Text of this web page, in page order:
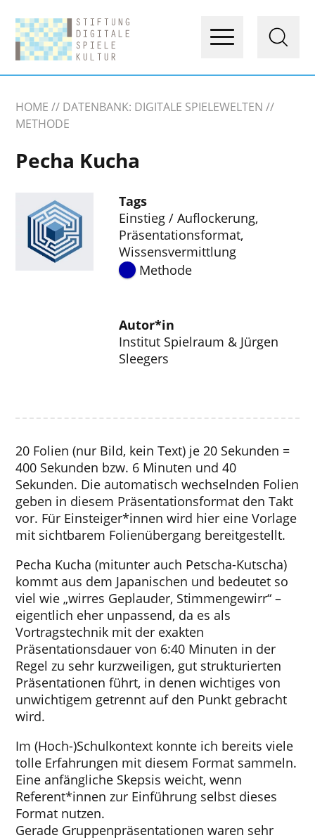
HOME
DATENBANK: DIGITALE SPIELEWELTEN
METHODE
Pecha Kucha
Tags
Einstieg / Auflockerung,
Präsentationsformat,
Wissensvermittlung
Methode
Autor*in
Institut Spielraum & Jürgen
Sleegers
20 Folien (nur Bild, kein Text) je 20 Sekunden =
400 Sekunden bzw. 6 Minuten und 40
Sekunden. Die automatisch wechselnden Folien
geben in diesem Präsentationsformat den Takt
vor. Für Einsteiger*innen wird hier eine Vorlage
mit sichtbarem Folienübergang bereitgestellt.
Pecha Kucha (mitunter auch Petscha-Kutscha)
kommt aus dem Japanischen und bedeutet so
viel wie „wirres Geplauder, Stimmengewirr“ –
eigentlich eher unpassend, da es als
Vortragstechnik mit der exakten
Präsentationsdauer von 6:40 Minuten in der
Regel zu sehr kurzweiligen, gut strukturierten
Präsentationen führt, in denen wichtiges von
unwichtigem getrennt auf den Punkt gebracht
wird.
Im (Hoch-)Schulkontext konnte ich bereits viele
tolle Erfahrungen mit diesem Format sammeln.
Eine anfängliche Skepsis weicht, wenn
Referent*innen zur Einführung selbst dieses
Format nutzen.
Gerade Gruppenpräsentationen waren sehr